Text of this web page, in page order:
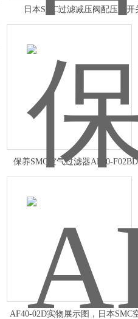
日本SMC过滤减压阀配压力开
保养SMC空气过滤器AF40-
AF40-02D实物展示图，日本SMC